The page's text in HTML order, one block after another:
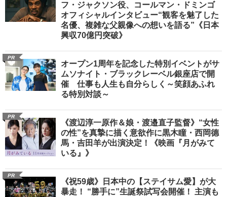
フ・ジャクソン役、コールマン・ドミンゴ
オフィシャルインタビュー“観客を魅了した
名優、複雑な父親像への想いを語る”《日本
興収70億円突破》
PR
オープン1周年を記念した特別イベントがサ
ムソナイト・ブラックレーベル銀座店で開
催 仕事も人生も自分らしく～笑顔あふれ
る特別対談～
PR
《渡辺淳一原作＆娘・渡邉直子監督》“女性
の性”を真摯に描く意欲作に黒木瞳・西岡德
馬・吉田羊が出演決定！《映画『月がみて
いる』》
PR
《祝59歳》日本中の【ステイサム愛】が大
暴走！ “勝手に”生誕祭試写会開催！ 主演も